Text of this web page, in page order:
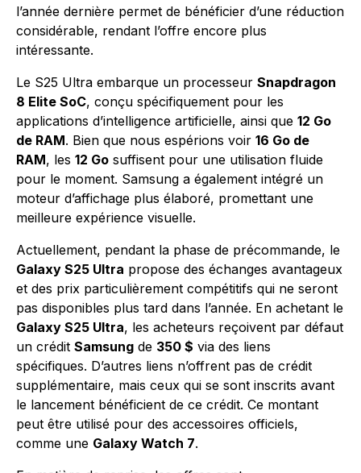
l’année dernière permet de bénéficier d’une réduction
considérable, rendant l’offre encore plus
intéressante.
Le S25 Ultra embarque un processeur Snapdragon
8 Elite SoC, conçu spécifiquement pour les
applications d’intelligence artificielle, ainsi que 12 Go
de RAM. Bien que nous espérions voir 16 Go de
RAM, les 12 Go suffisent pour une utilisation fluide
pour le moment. Samsung a également intégré un
moteur d’affichage plus élaboré, promettant une
meilleure expérience visuelle.
Actuellement, pendant la phase de précommande, le
Galaxy S25 Ultra propose des échanges avantageux
et des prix particulièrement compétitifs qui ne seront
pas disponibles plus tard dans l’année. En achetant le
Galaxy S25 Ultra, les acheteurs reçoivent par défaut
un crédit Samsung de 350 $ via des liens
spécifiques. D’autres liens n’offrent pas de crédit
supplémentaire, mais ceux qui se sont inscrits avant
le lancement bénéficient de ce crédit. Ce montant
peut être utilisé pour des accessoires officiels,
comme une Galaxy Watch 7.